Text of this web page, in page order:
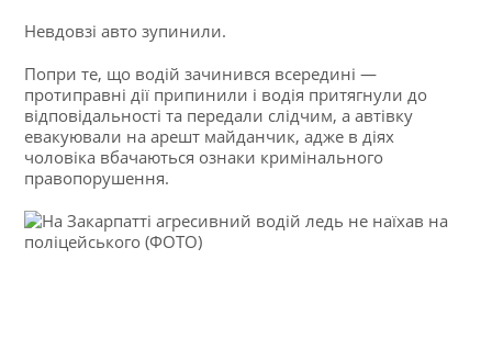
Невдовзі авто зупинили.
Попри те, що водій зачинився всередині —
протиправні дії припинили і водія притягнули до
відповідальності та передали слідчим, а автівку
евакуювали на арешт майданчик, адже в діях
чоловіка вбачаються ознаки кримінального
правопорушення.